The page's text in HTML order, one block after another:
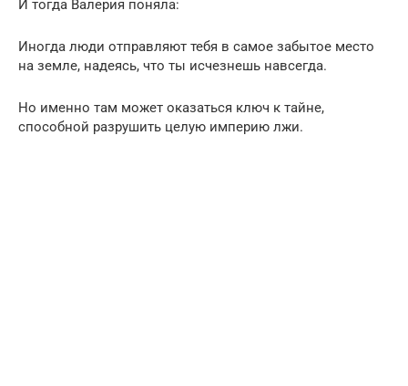
И тогда Валерия поняла:
Иногда люди отправляют тебя в самое забытое место
на земле, надеясь, что ты исчезнешь навсегда.
Но именно там может оказаться ключ к тайне,
способной разрушить целую империю лжи.